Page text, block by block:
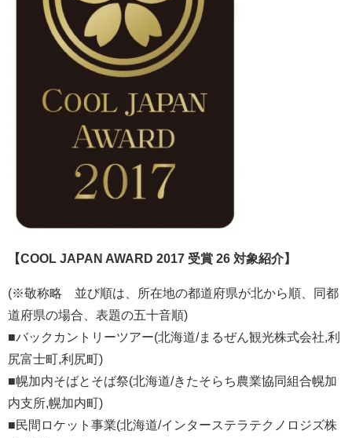
【COOL JAPAN AWARD 2017 受賞 26 対象紹介】
(※敬称略 並び順は、所在地の都道府県が北から順、同都
道府県の場合、表題の五十音順)
■バックカントリーツアー(北海道/まるぜん観光株式会社,利
尻富士町,利尻町)
■幌加内そばとそば祭(北海道/きたそらち農業協同組合幌加
内支所,幌加内町)
■民間ロケット事業(北海道/インターステラテクノロジズ株